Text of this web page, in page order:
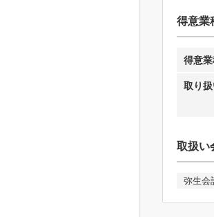
得意業
得意
取り
取扱い
弥生会